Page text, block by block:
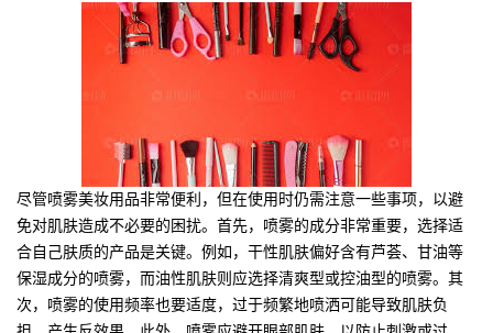
尽管喷雾美妆用品非常便利，但在使用时仍需注意一些事项，以避
免对肌肤造成不必要的困扰。首先，喷雾的成分非常重要，选择适
合自己肤质的产品是关键。例如，干性肌肤偏好含有芦荟、甘油等
保湿成分的喷雾，而油性肌肤则应选择清爽型或控油型的喷雾。其
次，喷雾的使用频率也要适度，过于频繁地喷洒可能导致肌肤负